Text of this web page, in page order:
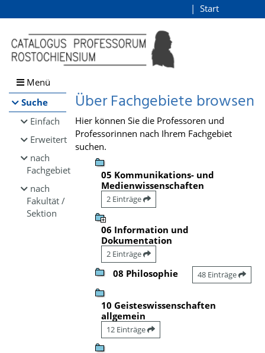
Browsen
direkt zum Inhalt
Start
Menü
Suche
Einfach
Erweitert
nach
Fachgebiet
nach
Fakultät /
Sektion
Über Fachgebiete browsen
Hier können Sie die Professoren und
Professorinnen nach Ihrem Fachgebiet
suchen.
05 Kommunikations- und
Medienwissenschaften
2 Einträge
06 Information und
Dokumentation
2 Einträge
08 Philosophie 48 Einträge
10 Geisteswissenschaften
allgemein
12 Einträge